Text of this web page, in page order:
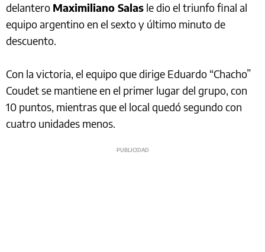
delantero Maximiliano Salas le dio el triunfo final al
equipo argentino en el sexto y último minuto de
descuento.
Con la victoria, el equipo que dirige Eduardo “Chacho”
Coudet se mantiene en el primer lugar del grupo, con
10 puntos, mientras que el local quedó segundo con
cuatro unidades menos.